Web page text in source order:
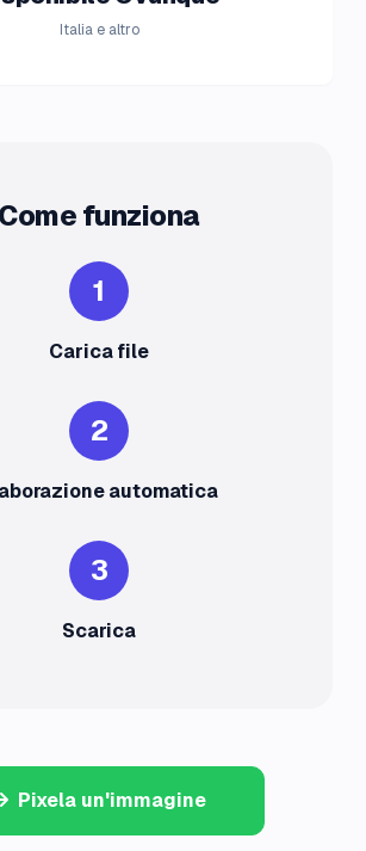
Italia e altro
Come funziona
1
Carica file
2
automatica
3
Scarica
Pixela un'immagine